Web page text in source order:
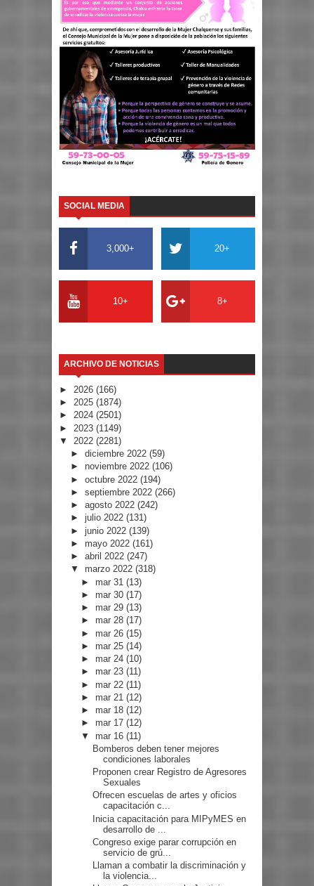
SOCIAL MEDIA
3,000+ 20+
10+ 8+
ARCHIVO DE NOTICIAS
► 2026 (166)
► 2025 (1874)
► 2024 (2501)
► 2023 (1149)
▼ 2022 (2281)
► diciembre 2022 (59)
► noviembre 2022 (106)
► octubre 2022 (194)
► septiembre 2022 (266)
► agosto 2022 (242)
► julio 2022 (131)
► junio 2022 (139)
► mayo 2022 (161)
► abril 2022 (247)
▼ marzo 2022 (318)
► mar 31(13)
► mar 30(17)
► mar 29(13)
► mar 28(17)
► mar 26(15)
► mar 25(14)
► mar 24(10)
► mar 23(11)
► mar 22(11)
► mar 21(12)
► mar 18(12)
► mar 17(12)
▼ mar 16(11)
Bomberos deben tener mejores
condiciones laborales
Proponen crear Registro de Agresores
Sexuales
Ofrecen escuelas de artes y oficios
capacitación c...
Inicia capacitación para MIPyMES en
desarrollo de ...
Congreso exige parar corrupción en
servicio de grú...
Llaman a combatir la discriminación y
la violencia...